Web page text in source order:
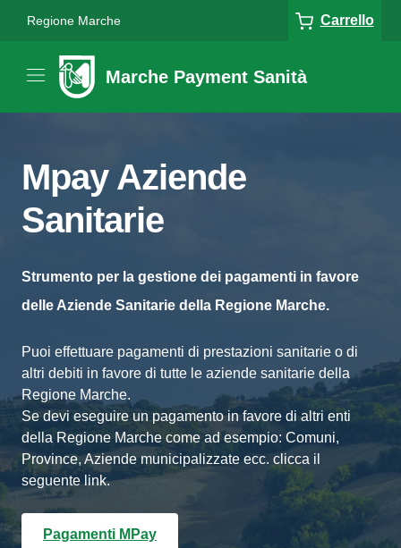
Regione Marche Carrello
Marche Payment Sanità
Mpay Aziende
Sanitarie
Strumento per la gestione dei pagamenti in favore
delle Aziende Sanitarie della Regione Marche.
Puoi effettuare pagamenti di prestazioni sanitarie o di
altri debiti in favore di tutte le aziende sanitarie della
Regione Marche.
Se devi eseguire un pagamento in favore di altri enti
della Regione Marche come ad esempio: Comuni,
Province, Aziende municipalizzate ecc. clicca il
seguente link.
Pagamenti MPay